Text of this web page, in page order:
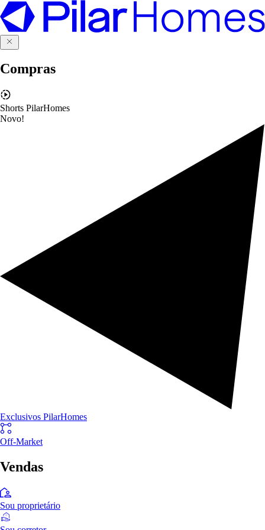
Compras
Shorts PilarHomes
Novo!
Exclusivos PilarHomes
Off-Market
Vendas
Sou proprietário